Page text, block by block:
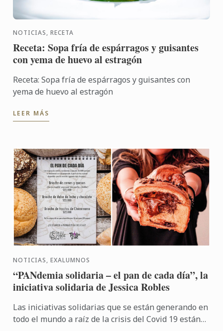
NOTICIAS, RECETA
Receta: Sopa fría de espárragos y guisantes
con yema de huevo al estragón
Receta: Sopa fría de espárragos y guisantes con
yema de huevo al estragón
LEER MÁS
NOTICIAS, EXALUMNOS
“PANdemia solidaria – el pan de cada día”, la
iniciativa solidaria de Jessica Robles
Las iniciativas solidarias que se están generando en
todo el mundo a raíz de la crisis del Covid 19 están